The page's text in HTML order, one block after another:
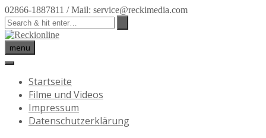
02866-1887811 / Mail: service@reckimedia.com
menu
Startseite
Filme und Videos
Impressum
Datenschutzerklärung